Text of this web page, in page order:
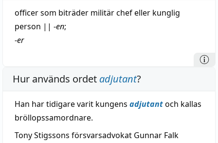
officersom biträder militärchefeller kunglig
person || -en;
-er
Hur används ordet adjutant?
Han har tidigare varit kungens adjutantoch kallas
bröllopssamordnare.
Tony Stigssons försvarsadvokat Gunnar Falk